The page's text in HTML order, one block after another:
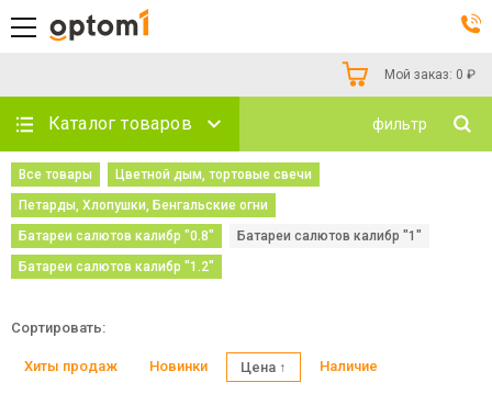
Мой заказ: 0 ₽
Каталог товаров фильтр
Все товары
Цветной дым, тортовые свечи
Петарды, Хлопушки, Бенгальские огни
Батареи салютов калибр "0.8"
Батареи салютов калибр "1"
Батареи салютов калибр "1.2"
Сортировать:
Хиты продаж Новинки Цена ↑ Наличие